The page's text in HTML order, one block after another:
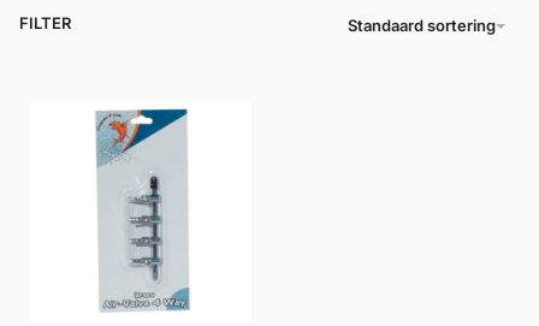
Standaard sortering
FILTER